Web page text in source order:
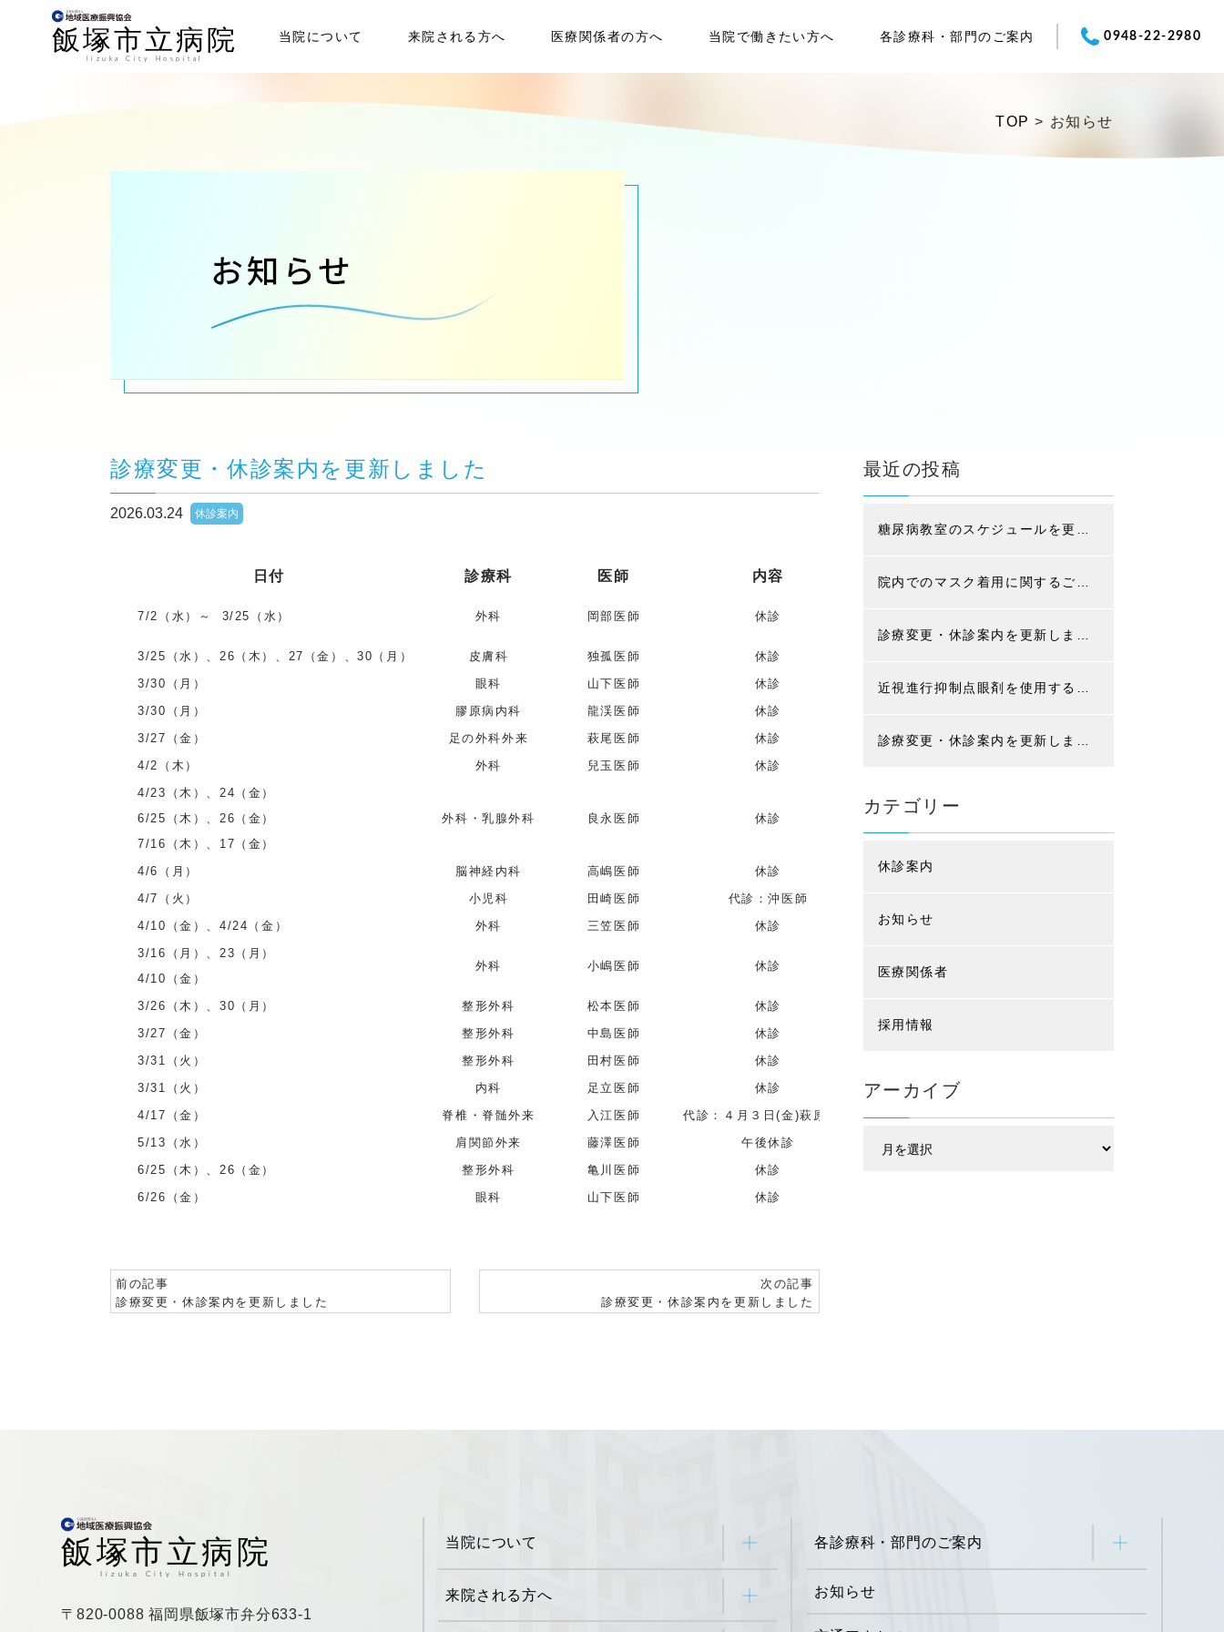
当院について 来院される方へ 医療関係者の方へ 当院で働きたい方へ 各診療科・部門のご案内 0948-22-2980
TOP > お知らせ
診療変更・休診案内を更新しました
2026.03.24 休診案内
日付 診療科 医師 内容
7/2（水）～ 3/25（水） 外科 岡部医師 休診
3/25（水）、26（木）、 27（金）、30（月） 皮膚科 独孤医師
休診
3/30（月）
眼科 山下医師
休診
3/30（月）
膠原病内科 龍渓医師
休診
3/27（金）
足の外科外来 萩尾医師
休診
4/2（木）
外科 兒玉医師
休診
4/23（木）、24（金）
6/25（木）、26（金）
7/16（木）、17（金）
外科・乳腺外科 良永医師 休診
4/6（月） 脳神経内科 高嶋医師
休診
4/7（火）
小児科 田崎医師
代診：沖医師
4/10（金）、4/24（金）
外科 三笠医師
休診
3/16（月）、23（月）
4/10（金）
外科 小嶋医師 休診
3/26（木）、30（月） 整形外科 松本医師
休診
3/27（金）
整形外科 中島医師
休診
3/31（火）
整形外科 田村医師
休診
3/31（火）
内科 足立医師
休診
4/17（金）
脊椎・脊髄外来 入江医師
代診：４月３日(金)萩原医師
5/13（水）
肩関節外来 藤澤医師
午後休診
6/25（木）、26（金）
整形外科 亀川医師
休診
6/26（金）
眼科 山下医師 休診
前の記事
診療変更・休診案内を更新しました
次の記事
診療変更・休診案内を更新しました
最近の投稿
カテゴリー
休診案内
お知らせ
医療関係者
採用情報
アーカイブ
〒820-0088 福岡県飯塚市弁分633-1
当院について
来院される方へ
各診療科・部門のご案内
お知らせ